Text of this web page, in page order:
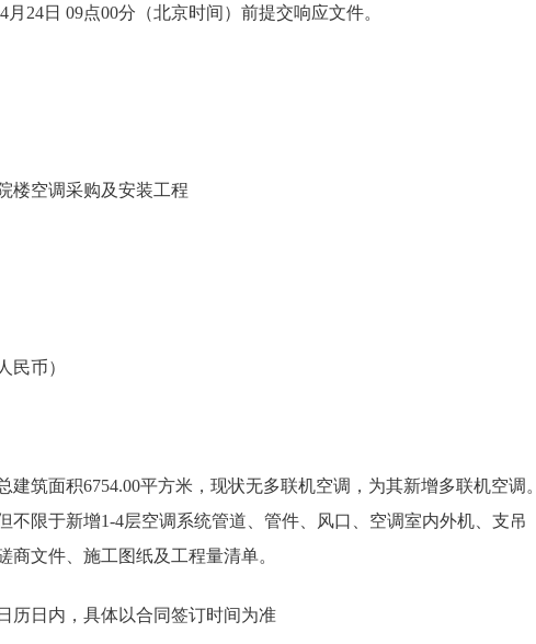
24日 09点00分（北京时间）前提交响应文件。
楼空调采购及安装工程
民币）
筑面积6754.00平方米，现状无多联机空调，为其新增多联机空调。
不限于新增1-4层空调系统管道、管件、风口、空调室内外机、支吊
文件、施工图纸及工程量清单。
历日内，具体以合同签订时间为准